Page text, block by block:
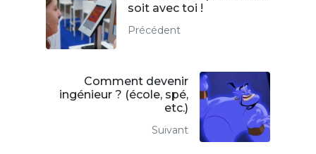
soit avec toi !
Précédent
Comment devenir
ingénieur ? (école, spé,
etc.)
Suivant